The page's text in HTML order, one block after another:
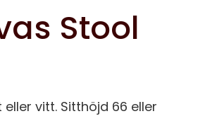
Stool
vitt. Sitthöjd 66 eller